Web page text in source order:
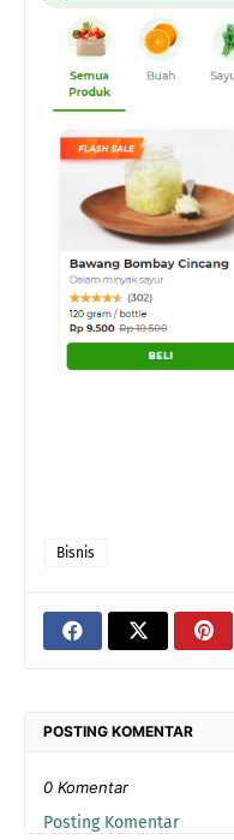
Bisnis
POSTING KOMENTAR
0 Komentar
Posting Komentar